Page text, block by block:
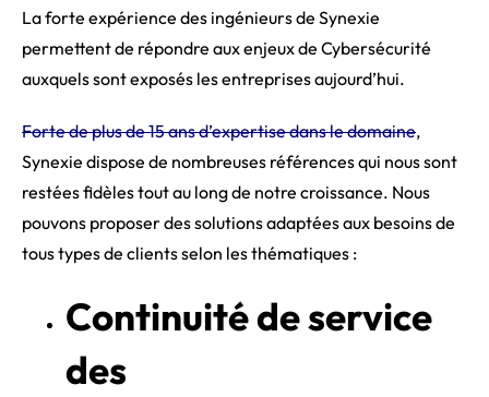
La forte expérience des ingénieurs de Synexie
permettent de répondre aux enjeux de Cybersécurité
auxquels sont exposés les entreprises aujourd’hui.
Forte de plus de 15 ans d’expertise dans le domaine,
Synexie dispose de nombreuses références qui nous sont
restées fidèles tout au long de notre croissance. Nous
pouvons proposer des solutions adaptées aux besoins de
tous types de clients selon les thématiques :
Continuité de service
des